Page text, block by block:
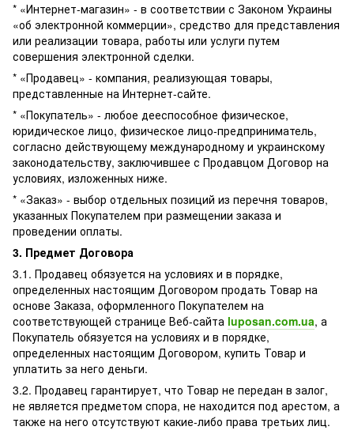
* «Интернет-магазин» - в соответствии с Законом Украины
«об электронной коммерции», средство для представления
или реализации товара, работы или услуги путем
совершения электронной сделки.
* «Продавец» - компания, реализующая товары,
представленные на Интернет-сайте.
* «Покупатель» - любое дееспособное физическое,
юридическое лицо, физическое лицо-предприниматель,
согласно действующему международному и украинскому
законодательству, заключившее с Продавцом Договор на
условиях, изложенных ниже.
* «Заказ» - выбор отдельных позиций из перечня товаров,
указанных Покупателем при размещении заказа и
проведении оплаты.
3. Предмет Договора
3.1. Продавец обязуется на условиях и в порядке,
определенных настоящим Договором продать Товар на
основе Заказа, оформленного Покупателем на
соответствующей странице Веб-сайта luposan.com.ua, а
Покупатель обязуется на условиях и в порядке,
определенных настоящим Договором, купить Товар и
уплатить за него деньги.
3.2. Продавец гарантирует, что Товар не передан в залог,
не является предметом спора, не находится под арестом, а
также на него отсутствуют какие-либо права третьих лиц.